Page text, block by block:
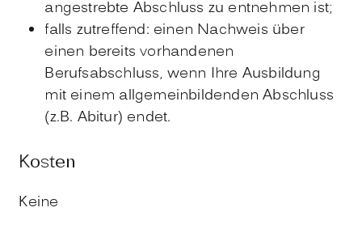
angestrebte Abschluss zu entnehmen ist;
falls zutreffend: einen Nachweis über
einen bereits vorhandenen
Berufsabschluss, wenn Ihre Ausbildung
mit einem allgemeinbildenden Abschluss
(z.B. Abitur) endet.
Kosten
Keine